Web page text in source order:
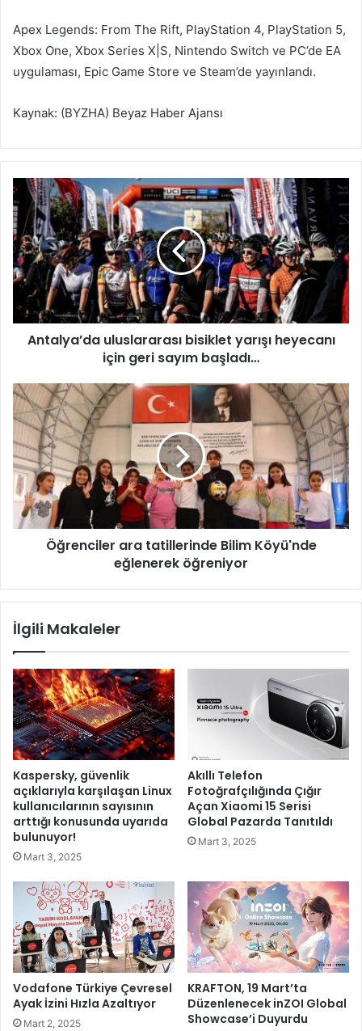
Apex Legends: From The Rift, PlayStation 4, PlayStation 5,
Xbox One, Xbox Series X|S, Nintendo Switch ve PC’de EA
uygulaması, Epic Game Store ve Steam’de yayınlandı.
Kaynak: (BYZHA) Beyaz Haber Ajansı
A
n
t
a
l
y
a
d
u
s
l
a
r
a
r
s
s
k
t
y
a
r
ı
ş
ı
h
e
y
e
a
i
ç
i
n
g
e
Antalya’da uluslararası bisiklet yarışı heyecanı
için geri sayım başladı…
Ö
ğ
r
e
n
c
i
e
l
l
e
r
i
d
e
B
i
l
m
ö
y
ü
'
n
d
e
Öğrenciler ara tatillerinde Bilim Köyü'nde
eğlenerek öğreniyor
İlgili Makaleler
Kaspersky, güvenlik
açıklarıyla karşılaşan Linux
kullanıcılarının sayısının
arttığı konusunda uyarıda
bulunuyor!
Mart 3, 2025
Akıllı Telefon
Fotoğrafçılığında Çığır
Açan Xiaomi 15 Serisi
Global Pazarda Tanıtıldı
Mart 3, 2025
Vodafone Türkiye Çevresel
Ayak İzini Hızla Azaltıyor
Mart 2, 2025
KRAFTON, 19 Mart’ta
Düzenlenecek inZOI Global
Showcase’i Duyurdu